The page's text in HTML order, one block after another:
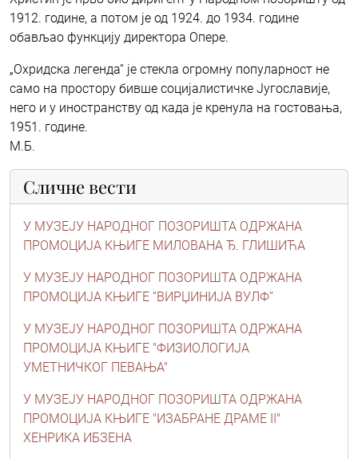
1912. године, а потом је од 1924. до 1934. године
обављао функцију директора Опере.
„Охридска легенда“ је стекла огромну популарност не
само на простору бивше социјалистичке Југославије,
него и у иностранству од када је кренула на гостовања,
1951. године.
М.Б.
Сличне вести
У МУЗЕЈУ НАРОДНОГ ПОЗОРИШТА ОДРЖАНА
ПРОМОЦИЈА КЊИГЕ МИЛОВАНА Ђ. ГЛИШИЋА
У МУЗЕЈУ НАРОДНОГ ПОЗОРИШТА ОДРЖАНА
ПРОМОЦИЈА КЊИГЕ “ВИРЏИНИЈА ВУЛФ”
У МУЗЕЈУ НАРОДНОГ ПОЗОРИШТА ОДРЖАНА
ПРОМОЦИЈА КЊИГЕ "ФИЗИОЛОГИЈА
УМЕТНИЧКОГ ПЕВАЊА"
У МУЗЕЈУ НАРОДНОГ ПОЗОРИШТА ОДРЖАНА
ПРОМОЦИЈА КЊИГЕ "ИЗАБРАНЕ ДРАМЕ II"
ХЕНРИКА ИБЗЕНА